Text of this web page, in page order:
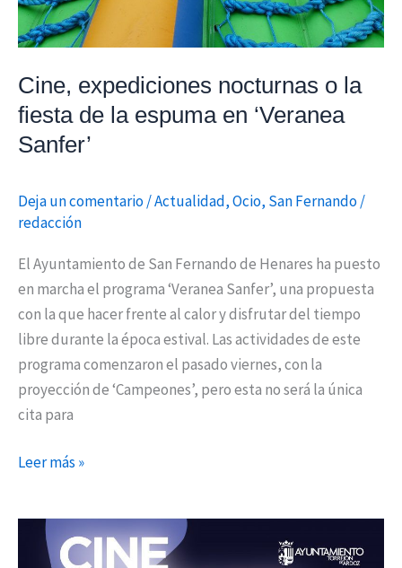
Cine, expediciones nocturnas o la
fiesta de la espuma en ‘Veranea
Sanfer’
Deja un comentario/Actualidad,Ocio, San Fernando/
redacción
El Ayuntamiento de San Fernando de Henares ha puesto
en marcha el programa ‘Veranea Sanfer’, una propuesta
con la que hacer frente al calor y disfrutar del tiempo
libre durante la época estival. Las actividades de este
programa comenzaron el pasado viernes, con la
proyección de ‘Campeones’, pero esta no será la única
cita para
en
‘Veranea
Leer más »
Arranca